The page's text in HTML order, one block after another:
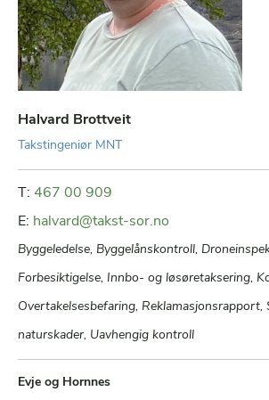
Halvard Brottveit
Takstingeniør MNT
T: 467 00 909
E: halvard@takst-sor.no
Byggeledelse, Byggelånskontroll,
Forbesiktigelse, Innbo- og løsøretaksering,
Overtakelsesbefaring, Reklamasjonsrapport,
naturskader, Uavhengig kontroll
Evje og Hornnes